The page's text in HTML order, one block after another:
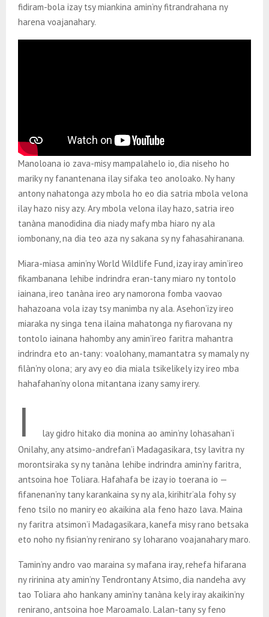
fidiram-bola izay tsy miankina amin’ny fitrandrahana ny
harena voajanahary.
Manoloana io zava-misy mampalahelo io, dia niseho ho
mariky ny fanantenana ilay sifaka teo anoloako. Ny hany
antony nahatonga azy mbola ho eo dia satria mbola velona
ilay hazo nisy azy. Ary mbola velona ilay hazo, satria ireo
tanàna manodidina dia niady mafy mba hiaro ny ala
iombonany, na dia teo aza ny sakana sy ny fahasahiranana.
Miara-miasa amin’ny World Wildlife Fund, izay iray amin’ireo
fikambanana lehibe indrindra eran-tany miaro ny tontolo
iainana, ireo tanàna ireo ary namorona fomba vaovao
hahazoana vola izay tsy manimba ny ala. Asehon’izy ireo
miaraka ny singa tena ilaina mahatonga ny fiarovana ny
tontolo iainana hahomby any amin’ireo faritra mahantra
indrindra eto an-tany: voalohany, mamantatra sy mamaly ny
filàn’ny olona; ary avy eo dia miala tsikelikely izy ireo mba
hahafahan’ny olona mitantana izany samy irery.
I
lay gidro hitako dia monina ao amin’ny lohasahan’i
Onilahy, any atsimo-andrefan’i Madagasikara, tsy lavitra ny
morontsiraka sy ny tanàna lehibe indrindra amin’ny faritra,
antsoina hoe Toliara. Hafahafa be izay io toerana io —
fifanenan’ny tany karankaina sy ny ala, kirihitr’ala fohy sy
feno tsilo no maniry eo akaikina ala feno hazo lava. Maina
ny faritra atsimon’i Madagasikara, kanefa misy rano betsaka
eto noho ny fisian’ny renirano sy loharano voajanahary maro.
Tamin’ny andro vao maraina sy mafana iray, rehefa hifarana
ny ririnina aty amin’ny Tendrontany Atsimo, dia nandeha avy
tao Toliara aho hankany amin’ny tanàna kely iray akaikin’ny
renirano, antsoina hoe Maroamalo. Lalan-tany sy feno